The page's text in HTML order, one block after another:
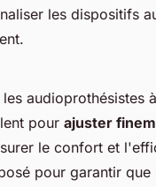
les dispositifs
audioprothésistes
pour ajuster
le confort et
pour garantir que